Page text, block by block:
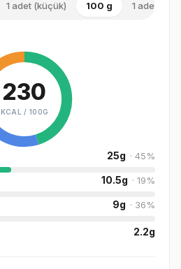
1 adet (küçük) 100 g 1 adet
230
KCAL / 100G
25g · 45%
10.5g · 19%
9g · 36%
2.2g